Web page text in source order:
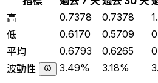
高
0.7378 0.7378
低
0.6170 0.5709
平均
0.6793 0.6265
波動性
3.49% 3.18%